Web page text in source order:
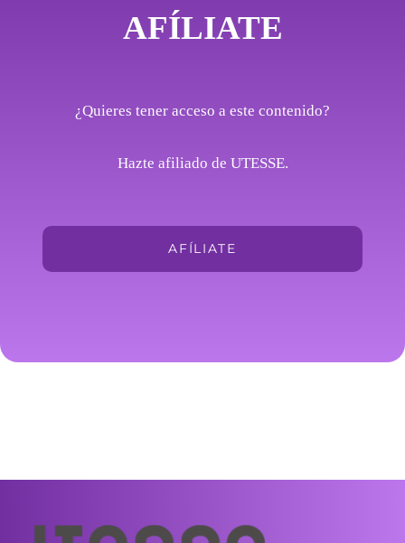
AFÍLIATE
¿Quieres tener acceso a este contenido?
Hazte afiliado de UTESSE.
AFÍLIATE